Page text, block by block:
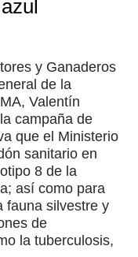
y Ganaderos
de la
Valentín
campaña de
que el Ministerio
sanitario en
8 de la
así como para
fauna silvestre y
de
la tuberculosis,